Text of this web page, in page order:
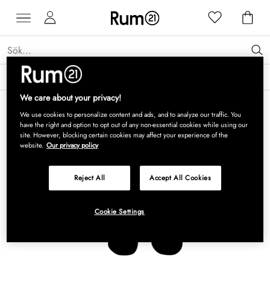
Få 15 % rabatt på Grythyttan Stålmöbler* →
We care about your privacy!
We use cookies to personalize content and ads, and to analyze our traffic. You
have the right and option to opt out of any non-essential cookies while using our
site. However, blocking certain cookies may affect your experience of the
website. Our privacy policy
Reject All Accept All Cookies
Cookie Settings